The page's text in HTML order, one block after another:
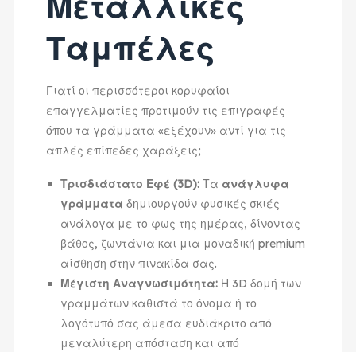
Ταμπέλες
Γιατί οι περισσότεροι κορυφαίοι
επαγγελματίες προτιμούν τις επιγραφές
όπου τα γράμματα «εξέχουν» αντί για τις
απλές επίπεδες χαράξεις;
Τρισδιάστατο Εφέ (3D):Τα ανάγλυφα
γράμματα δημιουργούν φυσικές σκιές
ανάλογα με το φως της ημέρας, δίνοντας
βάθος, ζωντάνια και μια μοναδική premium
αίσθηση στην πινακίδα σας.
Μέγιστη Αναγνωσιμότητα:Η 3D δομή των
γραμμάτων καθιστά το όνομα ή το
λογότυπό σας άμεσα ευδιάκριτο από
μεγαλύτερη απόσταση και από